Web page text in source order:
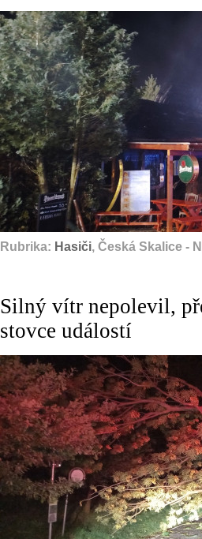
Rubrika: Hasiči, Česká Skalice -
Silný vítr nepolevil,
stovce událostí